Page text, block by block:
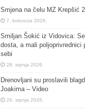
Smjena na čelu MZ Krepšić 2
7. kolovoza 2026.
Smiljan Šokić iz Vidovica:
dosta, a mali poljoprivrednici
sebi
28. srpnja 2026.
Drenovljani su proslavili
Joakima – Video
26. srpnja 2026.